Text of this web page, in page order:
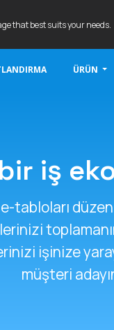
that best suits your needs.
ÜRÜN
iş
tabloları
işinize
müşteri